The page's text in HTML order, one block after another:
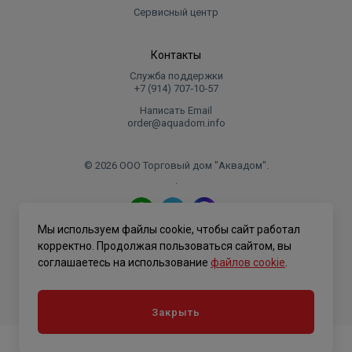
Рабочее давление 0.05 – 0.75 МПа,
Электронное управление,
Гарантия на внутренний бак 5 лет.
Предохранительный клапан,
Подробное руководство пользователя,
Особенности Thermex Smartline:
Покрытие внутреннего бака Биостеклофарфор;
Нагревательный элемент BioGlassHeat из
нержавеющей стали с покрытием
Сервисный центр
Контакты
Служба поддержки
+7 (914) 707‑10‑57
Написать Email
order@aquadom.info
© 2026 ООО Торговый дом "Аквадом".
.
Политика конфиденциальности
Мы используем файлы cookie, чтобы сайт работал
корректно. Продолжая пользоваться сайтом, вы
соглашаетесь на использование файлов cookie
Закрыть